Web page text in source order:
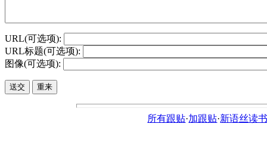
URL(可选项):
URL标题(可选项):
图像(可选项):
所有跟贴·加跟贴·新语丝读